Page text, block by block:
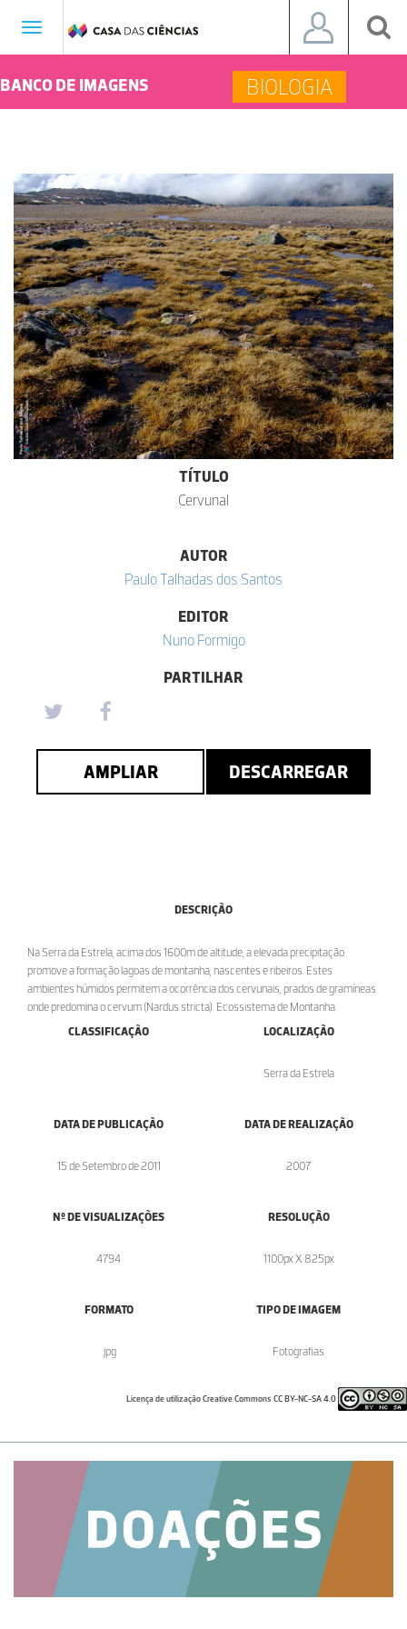
Toggle
BANCO DE IMAGENS BIOLOGIA
TÍTULO
Cervunal
AUTOR
Paulo Talhadas dos Santos
EDITOR
Nuno Formigo
PARTILHAR
AMPLIAR DESCARREGAR
DESCRIÇÃO
Na Serra da Estrela, acima dos 1600m de altitude, a elevada precipitação
promove a formação lagoas de montanha, nascentes e ribeiros. Estes
ambientes húmidos permitem a ocorrência dos cervunais, prados de gramíneas
onde predomina o cervum (Nardus stricta). Ecossistema de Montanha.
CLASSIFICAÇÃO
LOCALIZAÇÃO
Serra da Estrela
DATA DE PUBLICAÇÃO
15 de Setembro de 2011
DATA DE REALIZAÇÃO
2007
Nº DE VISUALIZAÇÕES
4794
RESOLUÇÃO
1100px X 825px
FORMATO
.jpg
TIPO DE IMAGEM
Fotografias
Licença de utilização Creative Commons CC BY-NC-SA 4.0